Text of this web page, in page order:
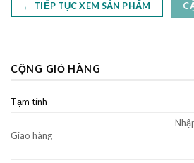
← TIẾP TỤC XEM SẢN PHẨM
CỘNG GIỎ HÀNG
Tạm tính
Giao hàng